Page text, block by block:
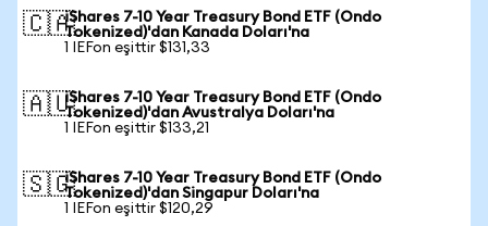
🇨🇦iShares 7-10 Year Treasury Bond ETF (Ondo
Tokenized)'dan Kanada Doları'na
1 IEFon eşittir $131,33
🇦🇺iShares 7-10 Year Treasury Bond ETF (Ondo
Tokenized)'dan Avustralya Doları'na
1 IEFon eşittir $133,21
🇸🇬iShares 7-10 Year Treasury Bond ETF (Ondo
Tokenized)'dan Singapur Doları'na
1 IEFon eşittir $120,29